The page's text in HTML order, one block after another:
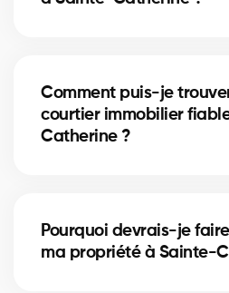
Catherine en offrant une
marché local, en négociant
conditions, et en fournissant
Comment puis-je
courtier immobilier
Catherine ?
professionnels et
vous suffit de remplir notre
Pourquoi devrais-je
ma propriété à Sainte-